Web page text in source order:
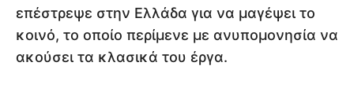
επέστρεψε στην Ελλάδα για να μαγέψει το
κοινό, το οποίο περίμενε με ανυπομονησία να
ακούσει τα κλασικά του έργα.